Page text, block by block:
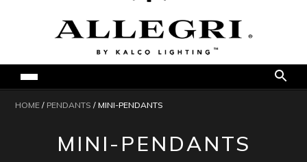
HOME / PENDANTS / MINI-PENDANTS
MINI-PENDANTS